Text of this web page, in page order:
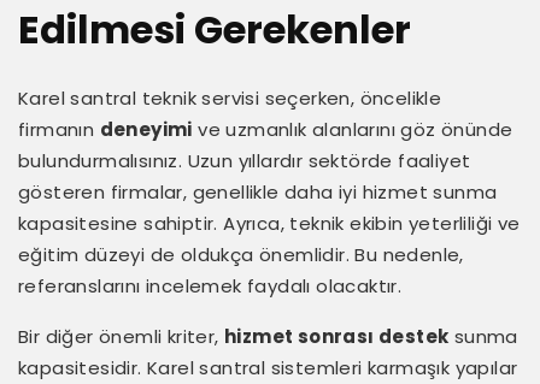
Edilmesi Gerekenler
Karel santral teknik servisi seçerken, öncelikle
firmanın deneyimi ve uzmanlık alanlarını göz önünde
bulundurmalısınız. Uzun yıllardır sektörde faaliyet
gösteren firmalar, genellikle daha iyi hizmet sunma
kapasitesine sahiptir. Ayrıca, teknik ekibin yeterliliği ve
eğitim düzeyi de oldukça önemlidir. Bu nedenle,
referanslarını incelemek faydalı olacaktır.
Bir diğer önemli kriter, hizmet sonrası destek sunma
kapasitesidir. Karel santral sistemleri karmaşık yapılar